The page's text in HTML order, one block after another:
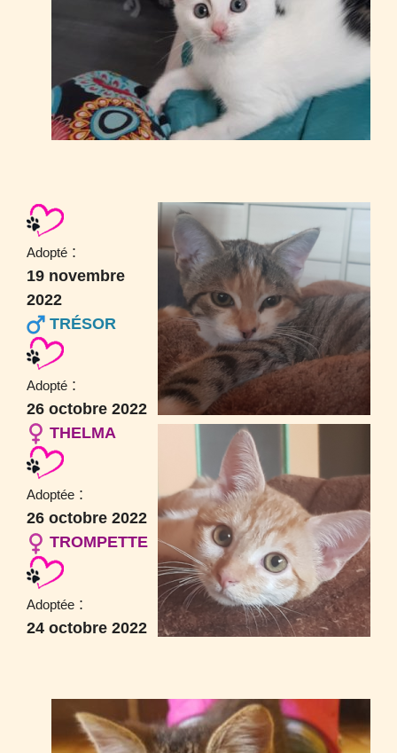
Adopté :
19 novembre
2022
TRÉSOR
Adopté :
26 octobre 2022
THELMA
Adoptée :
26 octobre 2022
TROMPETTE
Adoptée :
24 octobre 2022